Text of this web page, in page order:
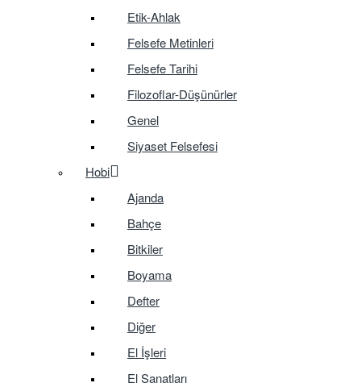
Etik-Ahlak
Felsefe Metinleri
Felsefe Tarihi
Filozoflar-Düşünürler
Genel
Siyaset Felsefesi
Hobi
Ajanda
Bahçe
Bitkiler
Boyama
Defter
Diğer
El İşleri
El Sanatları